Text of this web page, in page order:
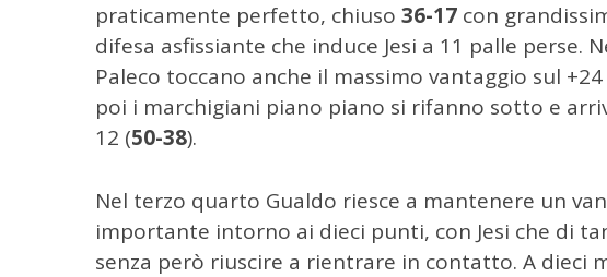
praticamente perfetto, chiuso 36-17 con
difesa asfissiante che induce Jesi a 11 palle perse.
Paleco toccano anche il massimo vantaggio sul
poi i marchigiani piano piano si rifanno sotto e
12 (50-38).
Nel terzo quarto Gualdo riesce a mantenere un
importante intorno ai dieci punti, con Jesi che di
senza però riuscire a rientrare in contatto. A dieci